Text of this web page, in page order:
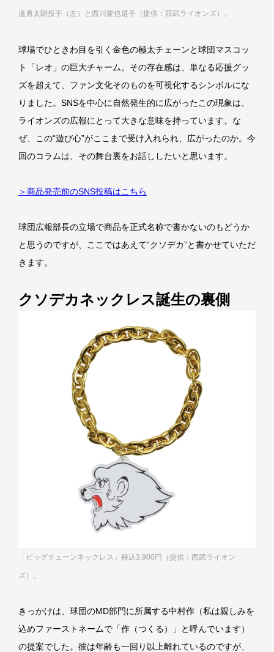
邉勇太朗投手（左）と西川愛也選手（提供：西武ライオンズ）。
球場でひときわ目を引く金色の極太チェーンと球団マスコッ
ト「レオ」の巨大チャーム。その存在感は、単なる応援グッ
ズを超えて、ファン文化そのものを可視化するシンボルにな
りました。SNSを中心に自然発生的に広がったこの現象は、
ライオンズの広報にとって大きな意味を持っています。な
ぜ、この“遊び心”がここまで受け入れられ、広がったのか。今
回のコラムは、その舞台裏をお話ししたいと思います。
＞商品発売前のSNS投稿はこちら
球団広報部長の立場で商品を正式名称で書かないのもどうか
と思うのですが、ここではあえて“クソデカ”と書かせていただ
きます。
クソデカネックレス誕生の裏側
「ビッグチェーンネックレス」税込3,900円（提供：西武ライオン
ズ）。
きっかけは、球団のMD部門に所属する中村作（私は親しみを
込めファーストネームで「作（つくる）」と呼んでいます）
の提案でした。彼は年齢も一回り以上離れているのですが、